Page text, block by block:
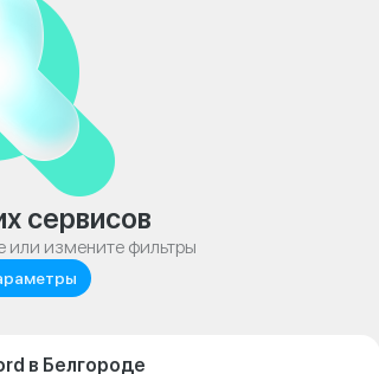
сервисов
или измените фильтры
в Белгороде